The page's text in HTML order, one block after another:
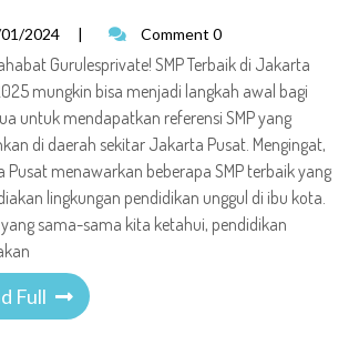
2024 | Comment 0
Gurulesprivate! SMP Terbaik di Jakarta
mungkin bisa menjadi langkah awal bagi
untuk mendapatkan referensi SMP yang
di daerah sekitar Jakarta Pusat. Mengingat,
Pusat menawarkan beberapa SMP terbaik yang
lingkungan pendidikan unggul di ibu kota.
sama-sama kita ketahui, pendidikan
Full